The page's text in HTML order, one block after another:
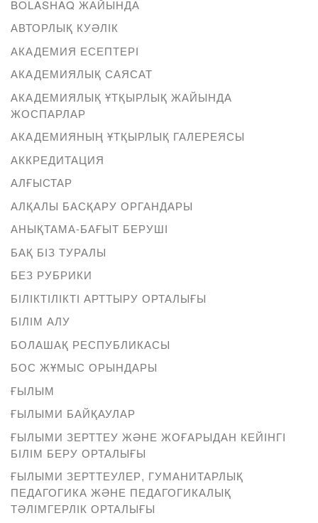
BOLASHAQ ЖАЙЫНДА
АВТОРЛЫҚ КУӘЛІК
АКАДЕМИЯ ЕСЕПТЕРІ
АКАДЕМИЯЛЫҚ САЯСАТ
АКАДЕМИЯЛЫҚ ҰТҚЫРЛЫҚ ЖАЙЫНДА
ЖОСПАРЛАР
АКАДЕМИЯНЫҢ ҰТҚЫРЛЫҚ ГАЛЕРЕЯСЫ
АККРЕДИТАЦИЯ
АЛҒЫСТАР
АЛҚАЛЫ БАСҚАРУ ОРГАНДАРЫ
АНЫҚТАМА-БАҒЫТ БЕРУШІ
БАҚ БІЗ ТУРАЛЫ
БЕЗ РУБРИКИ
БІЛІКТІЛІКТІ АРТТЫРУ ОРТАЛЫҒЫ
БІЛІМ АЛУ
БОЛАШАҚ РЕСПУБЛИКАСЫ
БОС ЖҰМЫС ОРЫНДАРЫ
ҒЫЛЫМ
ҒЫЛЫМИ БАЙҚАУЛАР
ҒЫЛЫМИ ЗЕРТТЕУ ЖӘНЕ ЖОҒАРЫДАН КЕЙІНГІ
БІЛІМ БЕРУ ОРТАЛЫҒЫ
ҒЫЛЫМИ ЗЕРТТЕУЛЕР, ГУМАНИТАРЛЫҚ
ПЕДАГОГИКА ЖӘНЕ ПЕДАГОГИКАЛЫҚ
ТӘЛІМГЕРЛІК ОРТАЛЫҒЫ